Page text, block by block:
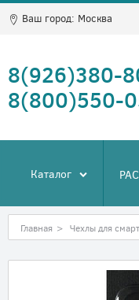
Ваш город: Москва
8(926)380-
8(800)550-
Каталог
Главная > Чехлы для